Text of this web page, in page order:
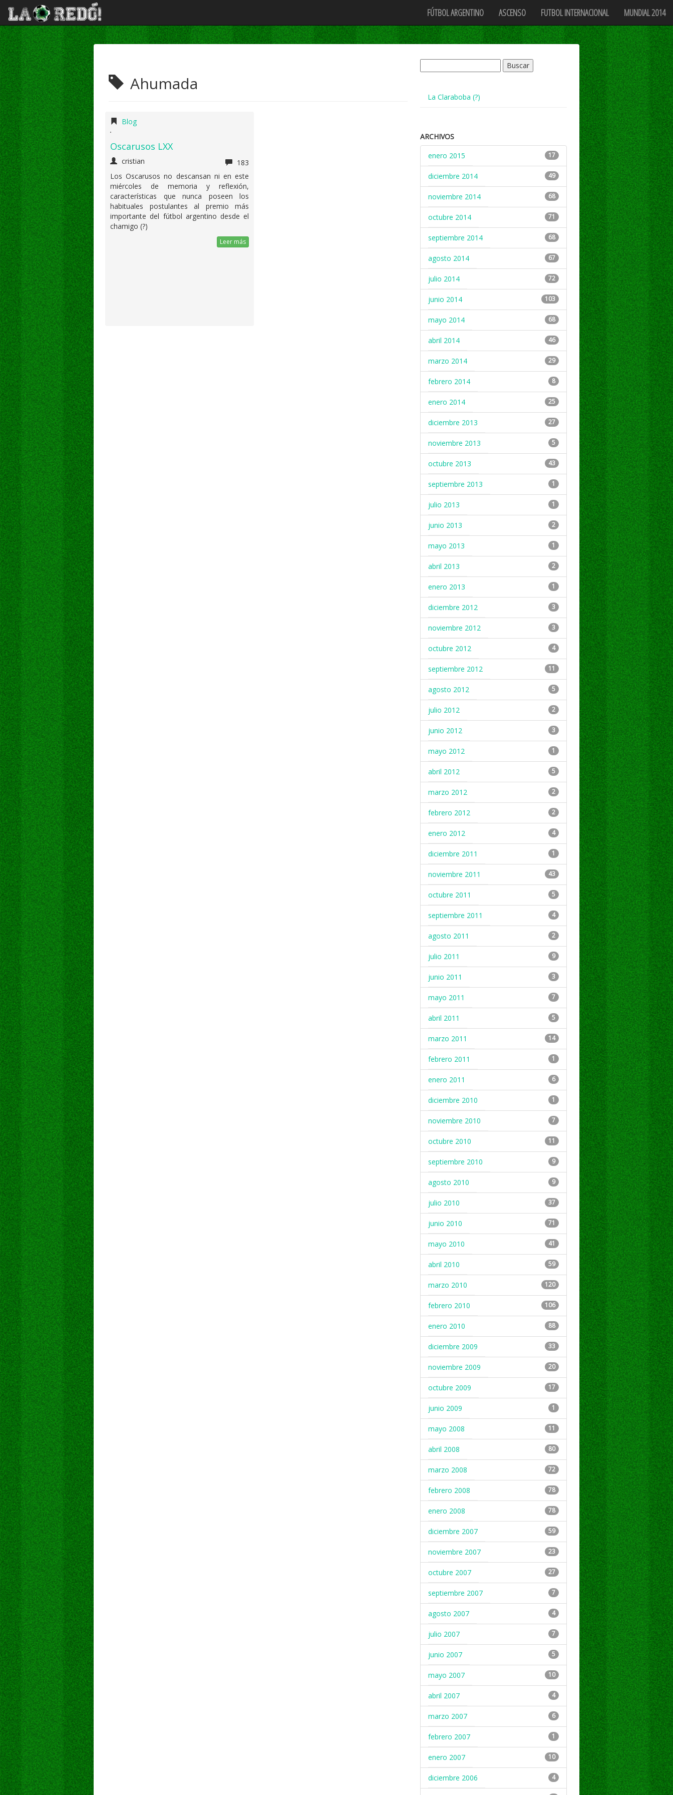
FÚTBOL ARGENTINO ASCENSO FUTBOL INTERNACIONAL MUNDIAL 2014
Ahumada
Blog
Oscarusos LXX
cristian
183
Los Oscarusos no descansan ni en este
miércoles de memoria y reflexión,
características que nunca poseen los
habituales postulantes al premio más
importante del fútbol argentino desde el
chamigo (?)
Leer más
La Claraboba (?)
ARCHIVOS
enero 2015
17
diciembre 2014 49
noviembre 2014 68
octubre 2014 71
septiembre 2014 68
agosto 2014 67
julio 2014 72
junio 2014 103
mayo 2014 68
abril 2014 46
marzo 2014 29
febrero 2014 8
enero 2014 25
diciembre 2013 27
noviembre 2013 5
octubre 2013 43
septiembre 2013 1
julio 2013 1
junio 2013 2
mayo 2013 1
abril 2013 2
enero 2013 1
diciembre 2012 3
noviembre 2012 3
octubre 2012 4
septiembre 2012 11
agosto 2012 5
julio 2012 2
junio 2012 3
mayo 2012 1
abril 2012 5
marzo 2012 2
febrero 2012 2
enero 2012 4
diciembre 2011 1
noviembre 2011 43
octubre 2011 5
septiembre 2011 4
agosto 2011 2
julio 2011 9
junio 2011 3
mayo 2011 7
abril 2011 5
marzo 2011 14
febrero 2011 1
enero 2011 6
diciembre 2010 1
noviembre 2010 7
octubre 2010 11
septiembre 2010 9
agosto 2010 9
julio 2010 37
junio 2010 71
mayo 2010 41
abril 2010 59
marzo 2010 120
febrero 2010 106
enero 2010 88
diciembre 2009 33
noviembre 2009 20
octubre 2009 17
junio 2009 1
mayo 2008 11
abril 2008 80
marzo 2008 72
febrero 2008 78
enero 2008 78
diciembre 2007 59
noviembre 2007 23
octubre 2007 27
septiembre 2007 7
agosto 2007 4
julio 2007 7
junio 2007 5
mayo 2007 10
abril 2007 4
marzo 2007 6
febrero 2007 1
enero 2007 10
diciembre 2006 4